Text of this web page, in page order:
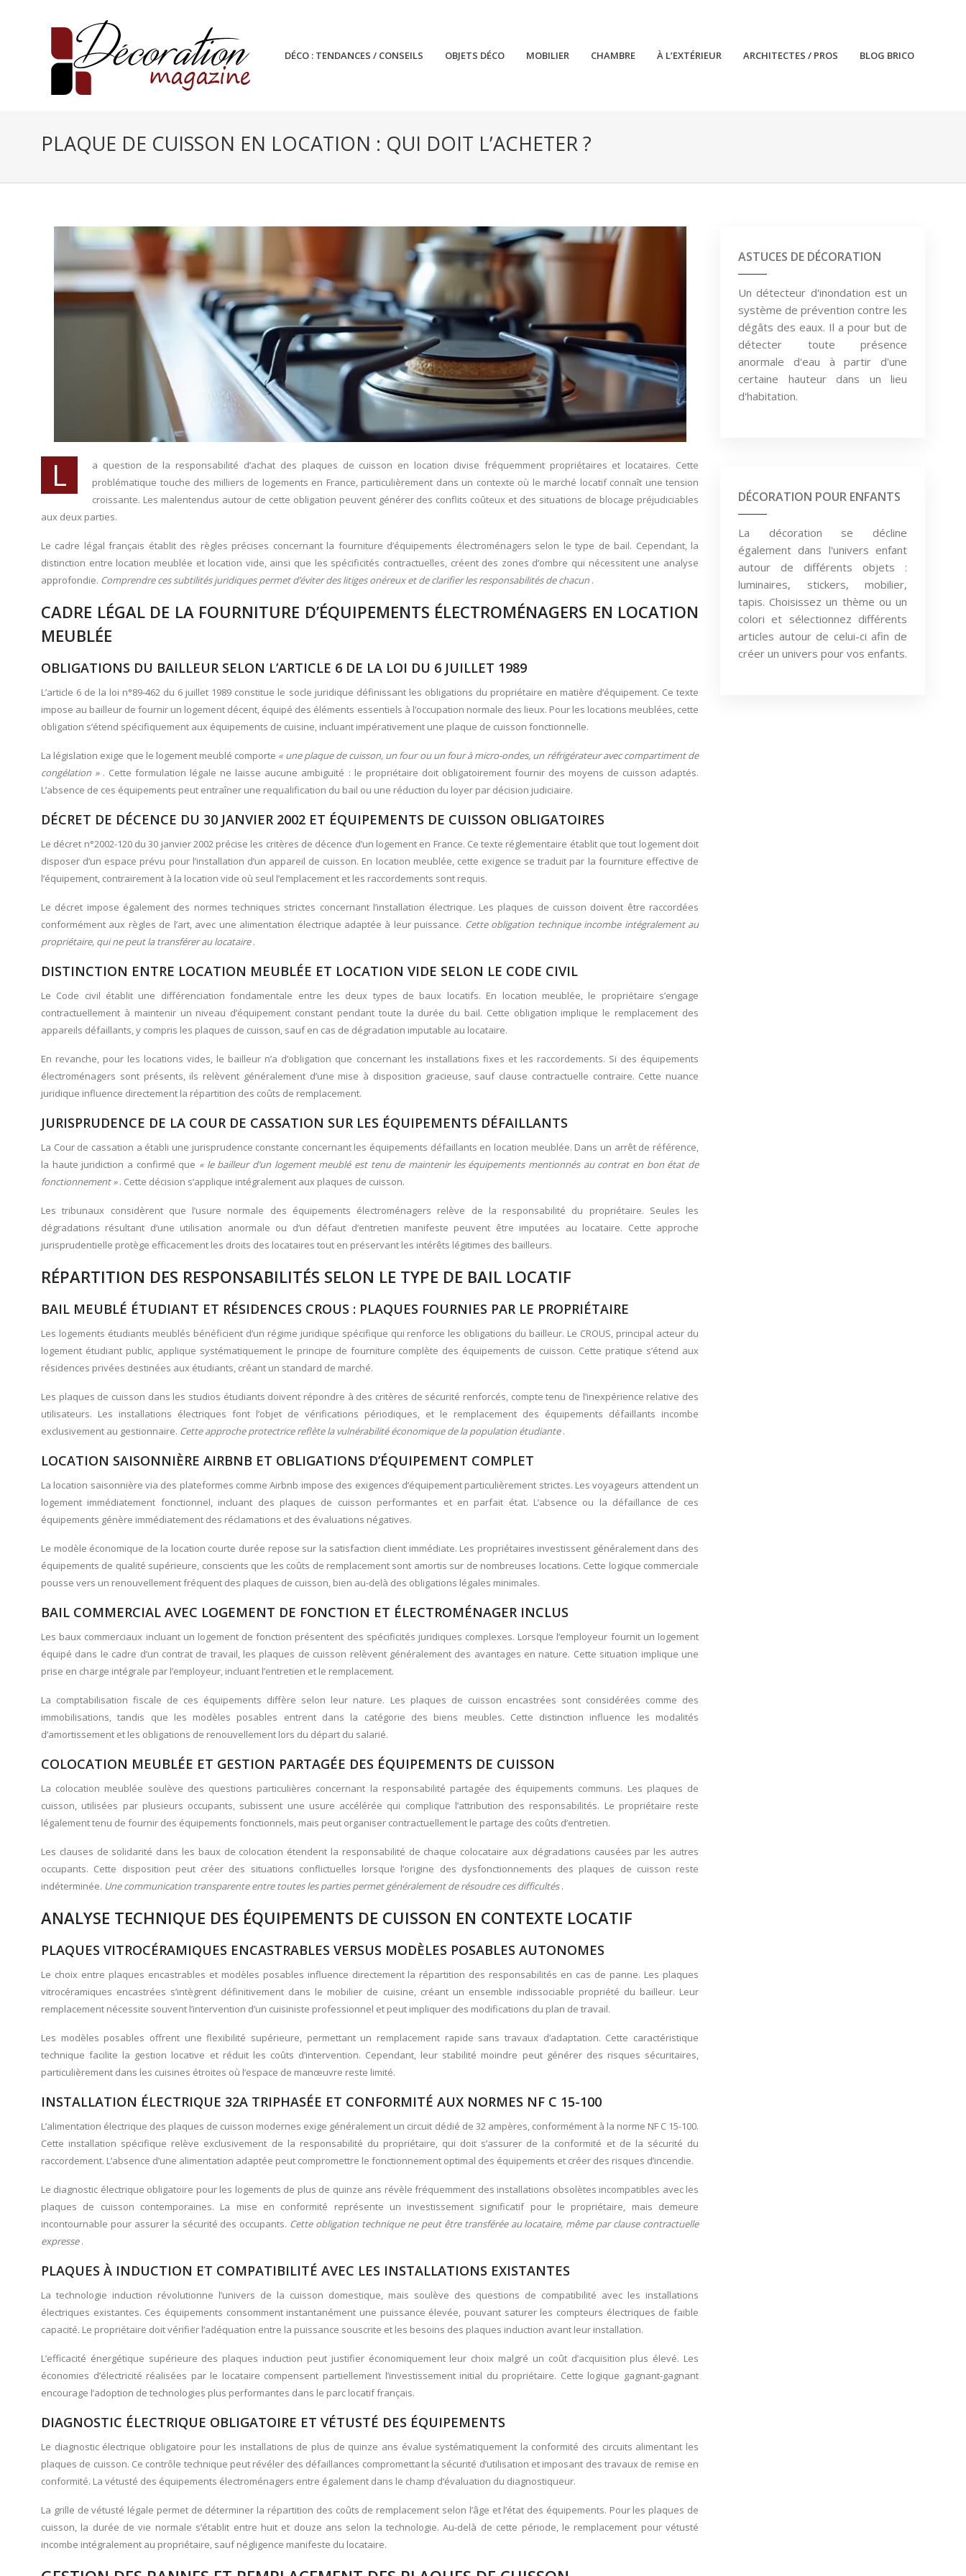
DÉCO : TENDANCES / CONSEILS OBJETS DÉCO MOBILIER CHAMBRE À L’EXTÉRIEUR ARCHITECTES / PROS BLOG BRICO
PLAQUE DE CUISSON EN LOCATION : QUI DOIT L’ACHETER ?
L
a question de la responsabilité d’achat des plaques de cuisson en location divise fréquemment propriétaires et locataires. Cette
problématique touche des milliers de logements en France, particulièrement dans un contexte où le marché locatif connaît une tension
croissante. Les malentendus autour de cette obligation peuvent générer des conflits coûteux et des situations de blocage préjudiciables
aux deux parties.
Le cadre légal français établit des règles précises concernant la fourniture d’équipements électroménagers selon le type de bail. Cependant, la
distinction entre location meublée et location vide, ainsi que les spécificités contractuelles, créent des zones d’ombre qui nécessitent une analyse
approfondie. Comprendre ces subtilités juridiques permet d’éviter des litiges onéreux et de clarifier les responsabilités de chacun .
CADRE LÉGAL DE LA FOURNITURE D’ÉQUIPEMENTS ÉLECTROMÉNAGERS EN LOCATION
MEUBLÉE
OBLIGATIONS DU BAILLEUR SELON L’ARTICLE 6 DE LA LOI DU 6 JUILLET 1989
L’article 6 de la loi n°89-462 du 6 juillet 1989 constitue le socle juridique définissant les obligations du propriétaire en matière d’équipement. Ce texte
impose au bailleur de fournir un logement décent, équipé des éléments essentiels à l’occupation normale des lieux. Pour les locations meublées, cette
obligation s’étend spécifiquement aux équipements de cuisine, incluant impérativement une plaque de cuisson fonctionnelle.
La législation exige que le logement meublé comporte « une plaque de cuisson, un four ou un four à micro-ondes, un réfrigérateur avec compartiment de
congélation » . Cette formulation légale ne laisse aucune ambiguïté : le propriétaire doit obligatoirement fournir des moyens de cuisson adaptés.
L’absence de ces équipements peut entraîner une requalification du bail ou une réduction du loyer par décision judiciaire.
DÉCRET DE DÉCENCE DU 30 JANVIER 2002 ET ÉQUIPEMENTS DE CUISSON OBLIGATOIRES
Le décret n°2002-120 du 30 janvier 2002 précise les critères de décence d’un logement en France. Ce texte réglementaire établit que tout logement doit
disposer d’un espace prévu pour l’installation d’un appareil de cuisson. En location meublée, cette exigence se traduit par la fourniture effective de
l’équipement, contrairement à la location vide où seul l’emplacement et les raccordements sont requis.
Le décret impose également des normes techniques strictes concernant l’installation électrique. Les plaques de cuisson doivent être raccordées
conformément aux règles de l’art, avec une alimentation électrique adaptée à leur puissance. Cette obligation technique incombe intégralement au
propriétaire, qui ne peut la transférer au locataire.
DISTINCTION ENTRE LOCATION MEUBLÉE ET LOCATION VIDE SELON LE CODE CIVIL
Le Code civil établit une différenciation fondamentale entre les deux types de baux locatifs. En location meublée, le propriétaire s’engage
contractuellement à maintenir un niveau d’équipement constant pendant toute la durée du bail. Cette obligation implique le remplacement des
appareils défaillants, y compris les plaques de cuisson, sauf en cas de dégradation imputable au locataire.
En revanche, pour les locations vides, le bailleur n’a d’obligation que concernant les installations fixes et les raccordements. Si des équipements
électroménagers sont présents, ils relèvent généralement d’une mise à disposition gracieuse, sauf clause contractuelle contraire. Cette nuance
juridique influence directement la répartition des coûts de remplacement.
JURISPRUDENCE DE LA COUR DE CASSATION SUR LES ÉQUIPEMENTS DÉFAILLANTS
La Cour de cassation a établi une jurisprudence constante concernant les équipements défaillants en location meublée. Dans un arrêt de référence,
la haute juridiction a confirmé que « le bailleur d’un logement meublé est tenu de maintenir les équipements mentionnés au contrat en bon état de
fonctionnement ». Cette décision s’applique intégralement aux plaques de cuisson.
Les tribunaux considèrent que l’usure normale des équipements électroménagers relève de la responsabilité du propriétaire. Seules les
dégradations résultant d’une utilisation anormale ou d’un défaut d’entretien manifeste peuvent être imputées au locataire. Cette approche
jurisprudentielle protège efficacement les droits des locataires tout en préservant les intérêts légitimes des bailleurs.
RÉPARTITION DES RESPONSABILITÉS SELON LE TYPE DE BAIL LOCATIF
BAIL MEUBLÉ ÉTUDIANT ET RÉSIDENCES CROUS : PLAQUES FOURNIES PAR LE PROPRIÉTAIRE
Les logements étudiants meublés bénéficient d’un régime juridique spécifique qui renforce les obligations du bailleur. Le CROUS, principal acteur du
logement étudiant public, applique systématiquement le principe de fourniture complète des équipements de cuisson. Cette pratique s’étend aux
résidences privées destinées aux étudiants, créant un standard de marché.
Les plaques de cuisson dans les studios étudiants doivent répondre à des critères de sécurité renforcés, compte tenu de l’inexpérience relative des
utilisateurs. Les installations électriques font l’objet de vérifications périodiques, et le remplacement des équipements défaillants incombe
exclusivement au gestionnaire. Cette approche protectrice reflète la vulnérabilité économique de la population étudiante.
LOCATION SAISONNIÈRE AIRBNB ET OBLIGATIONS D’ÉQUIPEMENT COMPLET
La location saisonnière via des plateformes comme Airbnb impose des exigences d’équipement particulièrement strictes. Les voyageurs attendent un
logement immédiatement fonctionnel, incluant des plaques de cuisson performantes et en parfait état. L’absence ou la défaillance de ces
équipements génère immédiatement des réclamations et des évaluations négatives.
Le modèle économique de la location courte durée repose sur la satisfaction client immédiate. Les propriétaires investissent généralement dans des
équipements de qualité supérieure, conscients que les coûts de remplacement sont amortis sur de nombreuses locations. Cette logique commerciale
pousse vers un renouvellement fréquent des plaques de cuisson, bien au-delà des obligations légales minimales.
BAIL COMMERCIAL AVEC LOGEMENT DE FONCTION ET ÉLECTROMÉNAGER INCLUS
Les baux commerciaux incluant un logement de fonction présentent des spécificités juridiques complexes. Lorsque l’employeur fournit un logement
équipé dans le cadre d’un contrat de travail, les plaques de cuisson relèvent généralement des avantages en nature. Cette situation implique une
prise en charge intégrale par l’employeur, incluant l’entretien et le remplacement.
La comptabilisation fiscale de ces équipements diffère selon leur nature. Les plaques de cuisson encastrées sont considérées comme des
immobilisations, tandis que les modèles posables entrent dans la catégorie des biens meubles. Cette distinction influence les modalités
d’amortissement et les obligations de renouvellement lors du départ du salarié.
COLOCATION MEUBLÉE ET GESTION PARTAGÉE DES ÉQUIPEMENTS DE CUISSON
La colocation meublée soulève des questions particulières concernant la responsabilité partagée des équipements communs. Les plaques de
cuisson, utilisées par plusieurs occupants, subissent une usure accélérée qui complique l’attribution des responsabilités. Le propriétaire reste
légalement tenu de fournir des équipements fonctionnels, mais peut organiser contractuellement le partage des coûts d’entretien.
Les clauses de solidarité dans les baux de colocation étendent la responsabilité de chaque colocataire aux dégradations causées par les autres
occupants. Cette disposition peut créer des situations conflictuelles lorsque l’origine des dysfonctionnements des plaques de cuisson reste
indéterminée. Une communication transparente entre toutes les parties permet généralement de résoudre ces difficultés.
ANALYSE TECHNIQUE DES ÉQUIPEMENTS DE CUISSON EN CONTEXTE LOCATIF
PLAQUES VITROCÉRAMIQUES ENCASTRABLES VERSUS MODÈLES POSABLES AUTONOMES
Le choix entre plaques encastrables et modèles posables influence directement la répartition des responsabilités en cas de panne. Les plaques
vitrocéramiques encastrées s’intègrent définitivement dans le mobilier de cuisine, créant un ensemble indissociable propriété du bailleur. Leur
remplacement nécessite souvent l’intervention d’un cuisiniste professionnel et peut impliquer des modifications du plan de travail.
Les modèles posables offrent une flexibilité supérieure, permettant un remplacement rapide sans travaux d’adaptation. Cette caractéristique
technique facilite la gestion locative et réduit les coûts d’intervention. Cependant, leur stabilité moindre peut générer des risques sécuritaires,
particulièrement dans les cuisines étroites où l’espace de manœuvre reste limité.
INSTALLATION ÉLECTRIQUE 32A TRIPHASÉE ET CONFORMITÉ AUX NORMES NF C 15-100
L’alimentation électrique des plaques de cuisson modernes exige généralement un circuit dédié de 32 ampères, conformément à la norme NF C 15-100.
Cette installation spécifique relève exclusivement de la responsabilité du propriétaire, qui doit s’assurer de la conformité et de la sécurité du
raccordement. L’absence d’une alimentation adaptée peut compromettre le fonctionnement optimal des équipements et créer des risques d’incendie.
Le diagnostic électrique obligatoire pour les logements de plus de quinze ans révèle fréquemment des installations obsolètes incompatibles avec les
plaques de cuisson contemporaines. La mise en conformité représente un investissement significatif pour le propriétaire, mais demeure
incontournable pour assurer la sécurité des occupants. Cette obligation technique ne peut être transférée au locataire, même par clause contractuelle
expresse.
PLAQUES À INDUCTION ET COMPATIBILITÉ AVEC LES INSTALLATIONS EXISTANTES
La technologie induction révolutionne l’univers de la cuisson domestique, mais soulève des questions de compatibilité avec les installations
électriques existantes. Ces équipements consomment instantanément une puissance élevée, pouvant saturer les compteurs électriques de faible
capacité. Le propriétaire doit vérifier l’adéquation entre la puissance souscrite et les besoins des plaques induction avant leur installation.
L’efficacité énergétique supérieure des plaques induction peut justifier économiquement leur choix malgré un coût d’acquisition plus élevé. Les
économies d’électricité réalisées par le locataire compensent partiellement l’investissement initial du propriétaire. Cette logique gagnant-gagnant
encourage l’adoption de technologies plus performantes dans le parc locatif français.
DIAGNOSTIC ÉLECTRIQUE OBLIGATOIRE ET VÉTUSTÉ DES ÉQUIPEMENTS
Le diagnostic électrique obligatoire pour les installations de plus de quinze ans évalue systématiquement la conformité des circuits alimentant les
plaques de cuisson. Ce contrôle technique peut révéler des défaillances compromettant la sécurité d’utilisation et imposant des travaux de remise en
conformité. La vétusté des équipements électroménagers entre également dans le champ d’évaluation du diagnostiqueur.
La grille de vétusté légale permet de déterminer la répartition des coûts de remplacement selon l’âge et l’état des équipements. Pour les plaques de
cuisson, la durée de vie normale s’établit entre huit et douze ans selon la technologie. Au-delà de cette période, le remplacement pour vétusté
incombe intégralement au propriétaire, sauf négligence manifeste du locataire.
ASTUCES DE DÉCORATION
Un détecteur d'inondation est un
système de prévention contre les
dégâts des eaux. Il a pour but de
détecter toute présence
anormale d'eau à partir d'une
certaine hauteur dans un lieu
d'habitation.
DÉCORATION POUR ENFANTS
La décoration se décline
également dans l'univers enfant
autour de différents objets :
luminaires, stickers, mobilier,
tapis. Choisissez un thème ou un
colori et sélectionnez différents
articles autour de celui-ci afin de
créer un univers pour vos enfants.